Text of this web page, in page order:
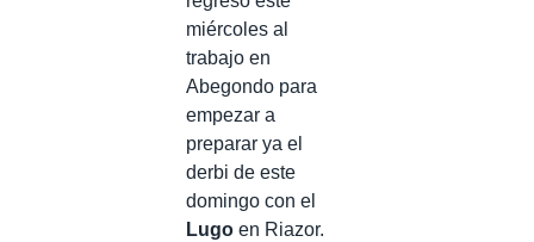
miércoles al
trabajo en
Abegondo para
empezar a
preparar ya el
derbi de este
domingo con el
Lugo en Riazor.